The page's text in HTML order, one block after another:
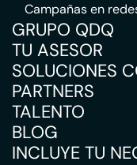
Campañas en
GRUPO QDQ
TU ASESOR
SOLUCIONES
PARTNERS
TALENTO
BLOG
INCLUYE TU